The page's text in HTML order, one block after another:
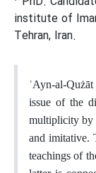
institute of
Tehran, Iran.
ʿAyn-al-
issue of the
multiplicity by
and imitative.
teachings of